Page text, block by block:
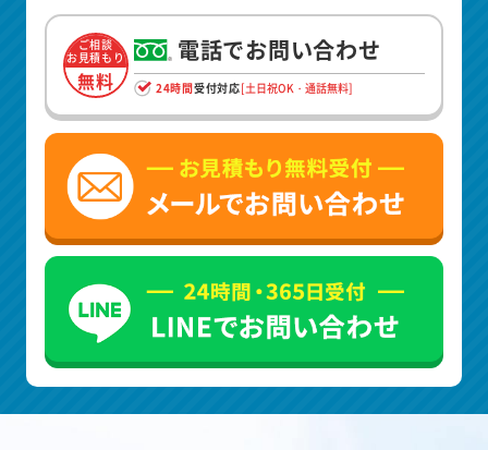
ご相談
お見積もり
無料
電話でお問い合わせ
24時間受付対応[土日祝OK・通話無料]